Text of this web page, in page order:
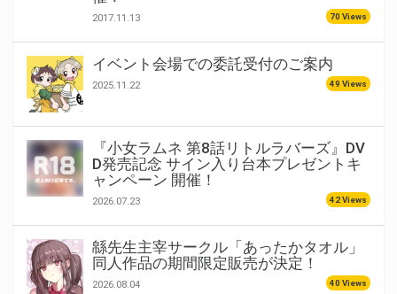
2017.11.13 70 Views
イベント会場での委託受付のご案内
2025.11.22 49 Views
『小女ラムネ 第8話リトルラバーズ』DV
D発売記念 サイン入り台本プレゼントキ
ャンペーン 開催！
2026.07.23 42 Views
緜先生主宰サークル「あったかタオル」
同人作品の期間限定販売が決定！
2026.08.04 40 Views